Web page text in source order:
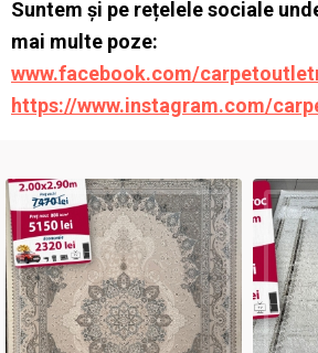
Suntem și pe rețelele sociale
mai multe poze:
www.facebook.com/
https://www.instagram.com/